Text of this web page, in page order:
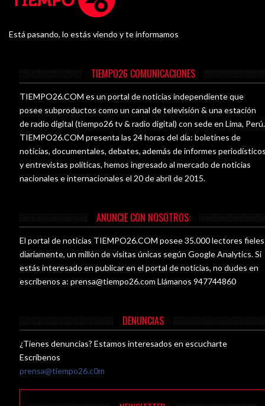
Está pasando, lo estás viendo y te informamos
TIEMPO26 COMUNICACIONES
TIEMPO26.COM es un portal de noticias independiente que
posee subproductos como un canal de televisión & una estación
de radio digital (tiempo26 tv & radio digital) con sede en Lima, Perú.
TIEMPO26.COM presenta las 24 horas del día: boletines de
noticias, documentales, debates, además de informes
y entrevistas políticas, hemos ingresado al mercado de noticias
nacionales e internacionales el 20 de abril de 2015.
ANUNCIE CON NOSOTROS:
El portal de noticias TIEMPO26.COM posee 35.000 lectores fieles
diariamente, un millón de visitas únicas según Google Analytics. Si
estás interesado en publicar en el portal de noticias, no dudes en
escríbenos a:prensa@tiempo26.com Llámanos 947744860
DENUNCIAS
¿Tienes denuncias? Estamos interesados en escucharte
Escríbenos
prensa@tiempo26.c0m